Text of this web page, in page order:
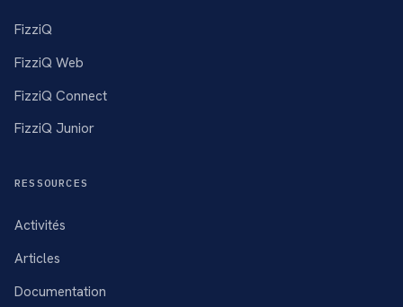
FizziQ
FizziQ Web
FizziQ Connect
FizziQ Junior
RESSOURCES
Activités
Articles
Documentation